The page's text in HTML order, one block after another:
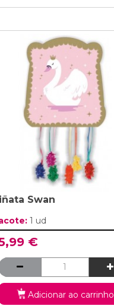
Swan
1 ud
€
Adicionar ao carrinho